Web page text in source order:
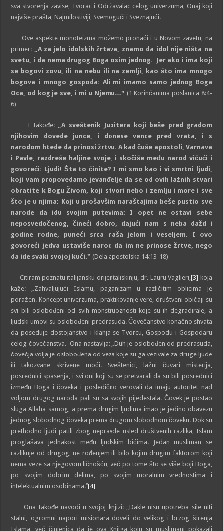
sva stvorenja zavise, Tvorac i Održavalac celog univerzuma, Onaj koji
najviše prašta, Najmilostiviji, Svemogući i Sveznajući.
Ove aspekte monoteizma možemo pronaći i u Novom zavetu, na
primer: „A za jelo idolskih žrtava, znamo da idol nije ništa na
svetu, i da nema drugog Boga osim jednog.
Jer ako i ima koji
se bogovi zovu, ili na nebu ili na zemlji, kao što ima mnogo
bogova i mnogo gospoda: Ali mi imamo samo jednog Boga
Oca, od kog je sve, i mi u Njemu…ˮ (1 Korinćanima poslanica 8:4-
6)
I takođe:
„A sveštenik Jupitera koji beše pred gradom
njihovim dovede junce, i donese vence pred vrata, i s
narodom htede da prinosi žrtvu. A kad čuše apostoli, Varnava
i Pavle, razdreše haljine svoje, i skočiše među narod vičući i
govoreći: Ljudi! Šta to činite? I mi smo kao i vi smrtni ljudi,
koji vam propovedamo jevanđelje da se od ovih lažnih stvari
obratite k Bogu Živom, koji stvori nebo i zemlju i more i sve
što je u njima; Koji u prošavšim naraštajima beše pustio sve
narode da idu svojim putevima: I opet ne ostavi sebe
neposvedočenog, čineći dobro, dajući nam s neba dažd i
godine rodne, puneći srca naša jelom i veseljem. I ovo
govoreći jedva ustaviše narod da im ne prinose žrtve, nego
da ide svaki svojoj kući.ˮ (Dela apostolska 14:13-18)
Citiram poznatu italijansku orijentaliskinju, dr. Lauru Vaglieri,[3] koja
kaže: „Zahvaljujući Islamu, paganizam u različitim oblicima je
poražen. Koncept univerzuma, praktikovanje vere, društveni običaji su
svi bili oslobođeni od svih monstruoznosti koje su ih degradirale, a
ljudski umovi su oslobođeni predrasuda. Čovečanstvo konačno shvata
da poseduje dostojanstvo i klanja se Tvorcu, Gospodu i Gospodaru
celog čovečanstva.ˮ Ona nastavlja: „Duh je oslobođen od predrasuda,
čovečja volja je oslobođena od veza koje su ga vezivale za druge ljude
ili takozvane skrivene moći. Sveštenici, lažni čuvari misterija,
posrednici spasenja, i svi oni koji su se pretvarali da su bili posrednici
između Boga i čoveka i posledično verovali da imaju autoritet nad
voljom drugog naroda pali su sa svojih pijedestala. Čovek je postao
sluga Allaha samog, a prema drugim ljudima imao je jedino obavezu
jednog slobodnog čoveka prema drugom slobodnom čoveku. Dok su
prethodno ljudi patili zbog nepravde usled društvenih razlika, Islam
proglašava jednakost među ljudskim bićima. Jedan musliman se
razlikuje od drugog, ne rođenjem ili bilo kojim drugim faktorom koji
nema veze sa njegovom ličnošću, već po tome što se više boji Boga,
po svojim dobrim delima, po svojim moralnim vrednostima i
intelektualnim osobinama.ˮ[4]
Ona takođe navodi u svojoj knjizi: „Dakle nisu upotreba sile niti
stalni, ogromni napori misionara doveli do velikog i brzog širenja
Islama, već činjenica da je ova Knjiga koju su muslimani pokazali